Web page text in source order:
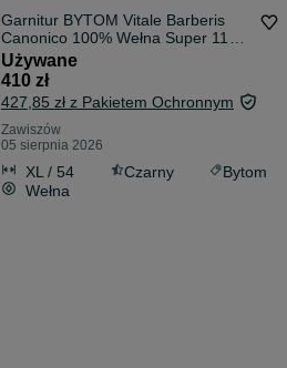
Garnitur BYTOM Vitale Barberis
Canonico 100% Wełna Super 110's
| 176/108/96 | Czarny
Używane
410 zł
427,85 zł z Pakietem Ochronnym
Zawiszów
05 sierpnia 2026
XL / 54 Czarny
Bytom
Wełna